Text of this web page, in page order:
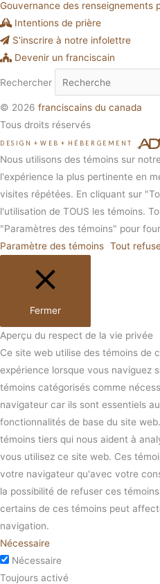
Gouvernance des renseignements
Intentions de prière
S'inscrire à notre infolettre
Devenir un franciscain
Rechercher
© 2026 franciscains du canada
Tous droits réservés
DESIGN + WEB + HÉBERGEMENT
Nous utilisons des témoins sur
l'expérience la plus pertinente en
visites répétées. En cliquant sur
l'utilisation de TOUS les témoins.
"Paramètres des témoins" pour
Paramètre des témoins Tout
Fermer
Aperçu du respect de la vie privée
Ce site web utilise des témoins de
expérience lorsque vous naviguez
témoins catégorisés comme
navigateur car ils sont essentiels
fonctionnalités de base du site
témoins tiers qui nous aident à
vous utilisez ce site web. Ces
votre navigateur qu'avec votre
la possibilité de refuser ces
certains de ces témoins peut
navigation.
Nécessaire
Nécessaire
Toujours activé